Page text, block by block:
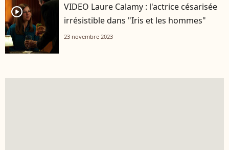
player2
VIDEO Laure Calamy : l'actrice césarisée
irrésistible dans "Iris et les hommes"
23 novembre 2023